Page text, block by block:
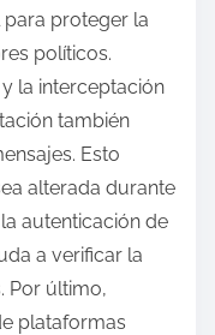
proteger la
políticos.
la interceptación
también
Esto
alterada durante
autenticación de
a verificar la
Por último,
plataformas